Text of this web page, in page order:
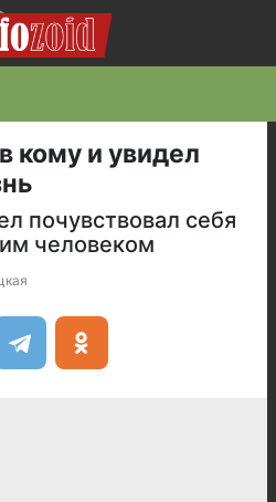
кому и увидел
почувствовал себя
человеком